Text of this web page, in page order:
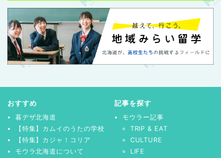
おすすめ
暮デザ北海道
【特集】カムイのうたの学校
【特集】カジャ！コリア
モウラ北海道について
記事を探す
モウラー記事
TRIP & EAT
CULTURE
LIFE